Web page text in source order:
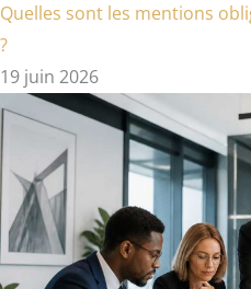
Quelles sont les mentions
?
19 juin 2026